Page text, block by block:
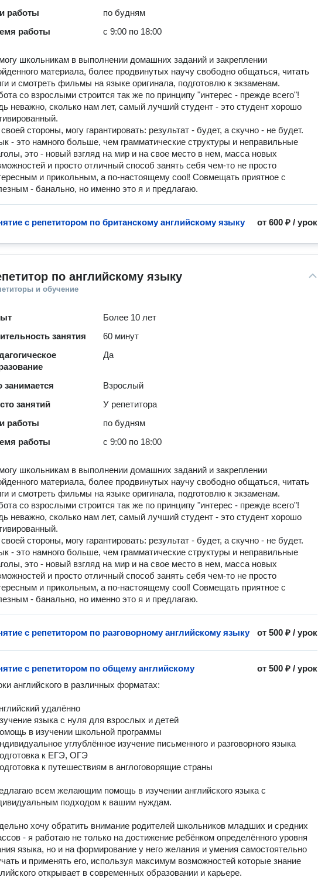
работы
по будням
работы
с 9:00 по 18:00
школьникам в выполнении домашних заданий и закреплении
материала, более продвинутых научу свободно общаться, читать
и смотреть фильмы на языке оригинала, подготовлю к экзаменам.
со взрослыми строится так же по принципу "интерес - прежде всего"!
неважно, сколько нам лет, самый лучший студент - это студент хорошо
стороны, могу гарантировать: результат - будет, а скучно - не будет.
- это намного больше, чем грамматические структуры и неправильные
это - новый взгляд на мир и на свое место в нем, масса новых
и просто отличный способ занять себя чем-то не просто
и прикольным, а по-настоящему cool! Совмещать приятное с
- банально, но именно это я и предлагаю.
от600 ₽ /урок
с репетитором по британскому английскому языку
по английскому языку
и обучение
Более 10 лет
занятия
60 минут
Да
занимается
Взрослый
занятий
У репетитора
работы
по будням
работы
с 9:00 по 18:00
школьникам в выполнении домашних заданий и закреплении
материала, более продвинутых научу свободно общаться, читать
и смотреть фильмы на языке оригинала, подготовлю к экзаменам.
со взрослыми строится так же по принципу "интерес - прежде всего"!
неважно, сколько нам лет, самый лучший студент - это студент хорошо
стороны, могу гарантировать: результат - будет, а скучно - не будет.
- это намного больше, чем грамматические структуры и неправильные
это - новый взгляд на мир и на свое место в нем, масса новых
и просто отличный способ занять себя чем-то не просто
и прикольным, а по-настоящему cool! Совмещать приятное с
- банально, но именно это я и предлагаю.
от500 ₽ /урок
с репетитором по разговорному английскому языку
от500 ₽ /урок
с репетитором по общему английскому
английского в различных форматах:
удалённо
языка с нуля для взрослых и детей
в изучении школьной программы
углублённое изучение письменного и разговорного языка
к ЕГЭ, ОГЭ
к путешествиям в англоговорящие страны
всем желающим помощь в изучении английского языка с
подходом к вашим нуждам.
хочу обратить внимание родителей школьников младших и средних
- я работаю не только на достижение ребёнком определённого уровня
языка, но и на формирование у него желания и умения самостоятельно
и применять его, используя максимум возможностей которые знание
открывает в современных образовании и карьере.